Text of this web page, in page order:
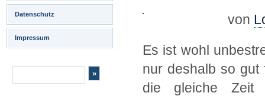
Datenschutz
Impressum
von
Es ist wohl
nur deshalb so gut
die gleiche Zeit